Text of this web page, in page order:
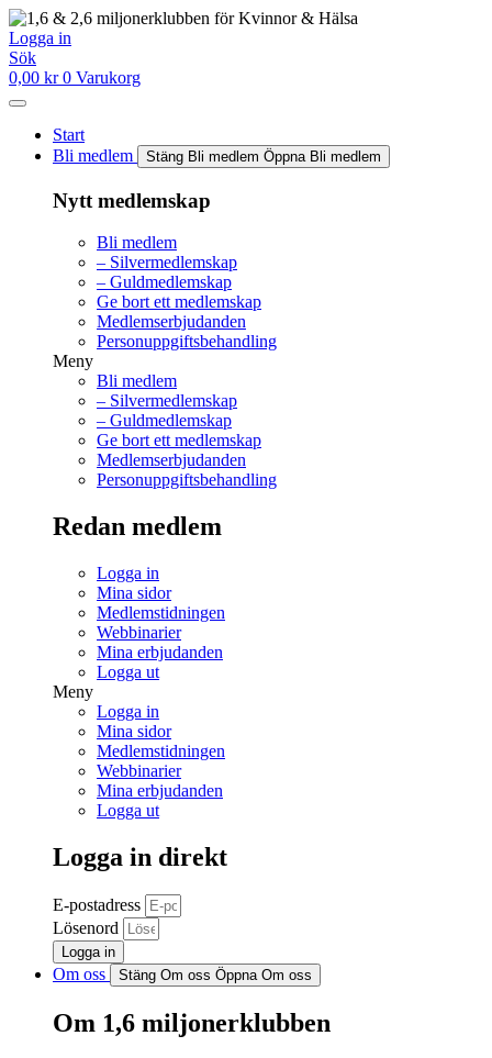
Hoppa
till
innehåll
Logga in
Sök
0,00 kr 0 Varukorg
Start
Bli medlem
Stäng Bli medlem Öppna Bli medlem
Nytt medlemskap
Bli medlem
– Silvermedlemskap
– Guldmedlemskap
Ge bort ett medlemskap
Medlemserbjudanden
Personuppgiftsbehandling
Meny
Bli medlem
– Silvermedlemskap
– Guldmedlemskap
Ge bort ett medlemskap
Medlemserbjudanden
Personuppgiftsbehandling
Redan medlem
Logga in
Mina sidor
Medlemstidningen
Webbinarier
Mina erbjudanden
Logga ut
Meny
Logga in
Mina sidor
Medlemstidningen
Webbinarier
Mina erbjudanden
Logga ut
Logga in direkt
E-postadress
Lösenord
Logga in
Om oss Stäng Om oss Öppna Om oss
Om 1,6 miljonerklubben